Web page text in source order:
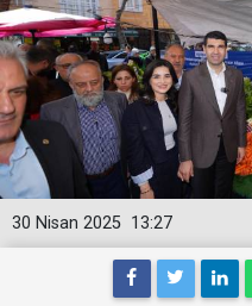
13:27
30 Nisan 2025